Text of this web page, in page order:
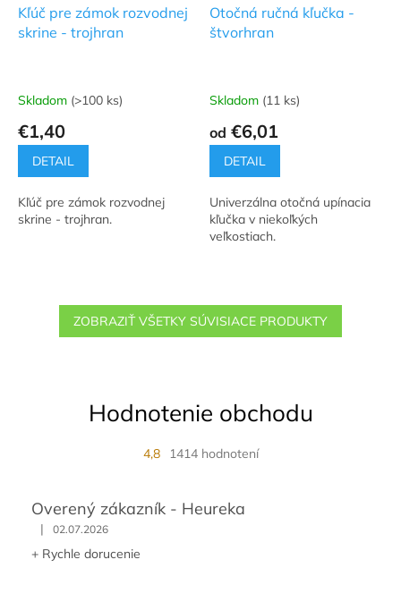
Kľúč pre zámok rozvodnej
skrine - trojhran
Priemerné
produktu
5,0
5
hviezdičiek.
Skladom (>100 ks)
€1,40
DETAIL
Kľúč pre zámok rozvodnej
skrine - trojhran.
Otočná ručná kľučka -
štvorhran
Priemerné
produktu
5,0
5
hviezdičiek.
Skladom (11 ks)
od €6,01
DETAIL
Univerzálna otočná upínacia
kľučka v niekoľkých
veľkostiach.
ZOBRAZIŤ VŠETKY SÚVISIACE PRODUKTY
Hodnotenie obchodu
4,8 1414 hodnotení
Overený zákazník - Heureka
| 02.07.2026
+ Rychle dorucenie